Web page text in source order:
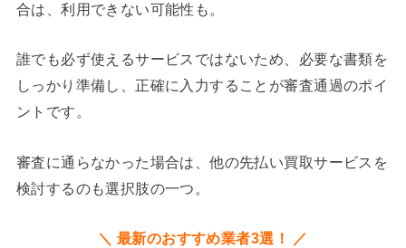
合は、利用できない可能性も。
誰でも必ず使えるサービスではないため、必要な書類を
しっかり準備し、正確に入力することが審査通過のポイ
ントです。
審査に通らなかった場合は、他の先払い買取サービスを
検討するのも選択肢の一つ。
＼ 最新のおすすめ業者3選！ ／